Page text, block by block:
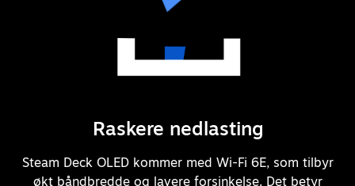
Raskere nedlasting
Steam Deck OLED kommer med Wi-Fi 6E, som tilbyr
økt båndbredde og lavere forsinkelse. Det betyr